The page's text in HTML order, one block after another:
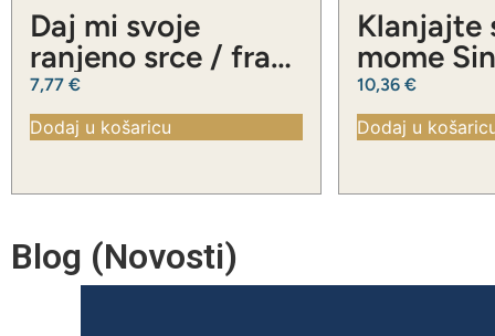
Daj mi svoje
ranjeno srce / fra
Slavko Barbarić
7,77 €
Dodaj u košaricu
Klanjajte
mome
Slavko
10,36 €
Dodaj u
Blog (Novosti)